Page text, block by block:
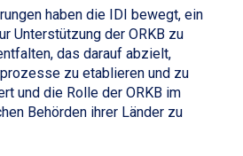
haben die IDI bewegt, ein
Unterstützung der ORKB zu
das darauf abzielt,
zu etablieren und zu
und die Rolle der ORKB im
Behörden ihrer Länder zu